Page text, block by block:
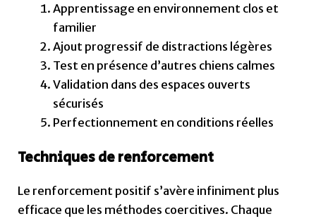
Apprentissage en environnement clos et
familier
Ajout progressif de distractions légères
Test en présence d’autres chiens calmes
Validation dans des espaces ouverts
sécurisés
Perfectionnement en conditions réelles
Techniques de renforcement
Le renforcement positif s’avère infiniment plus
efficace que les méthodes coercitives. Chaque